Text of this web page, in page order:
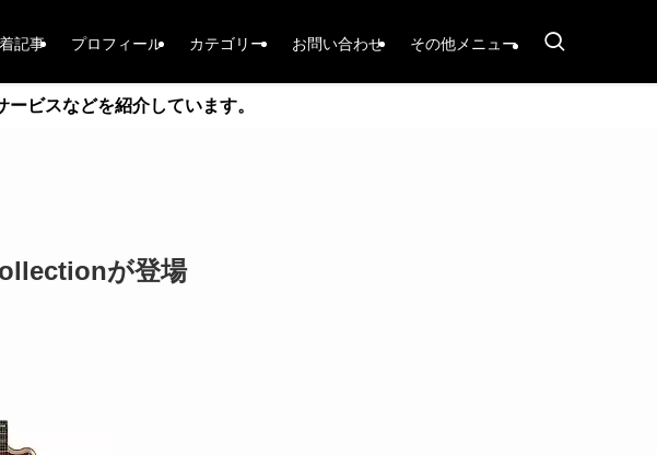
記事 プロフィール カテゴリー お問い合わせ その他メニュー
ビスなどを紹介しています。
が登場